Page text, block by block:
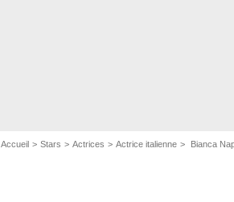
Accueil Stars Actrices Actrice italienne Bianca